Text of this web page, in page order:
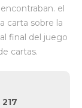
el
carta sobre la
final del juego
cartas.
217